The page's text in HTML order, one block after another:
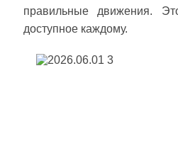
правильные движения.
доступное каждому.